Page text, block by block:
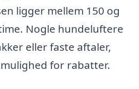
ligger mellem 150 og
Nogle hundeluftere
eller faste aftaler,
for rabatter.